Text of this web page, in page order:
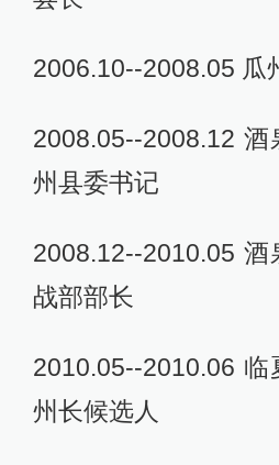
2006.10--2008.05 瓜
2008.05--2008.12
州县委书记
2008.12--2010.05
战部部长
2010.05--2010.06
州长候选人